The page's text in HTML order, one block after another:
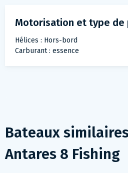
Motorisation et type
Hélices : Hors-bord
Carburant : essence
Bateaux
Antares 8 Fishing